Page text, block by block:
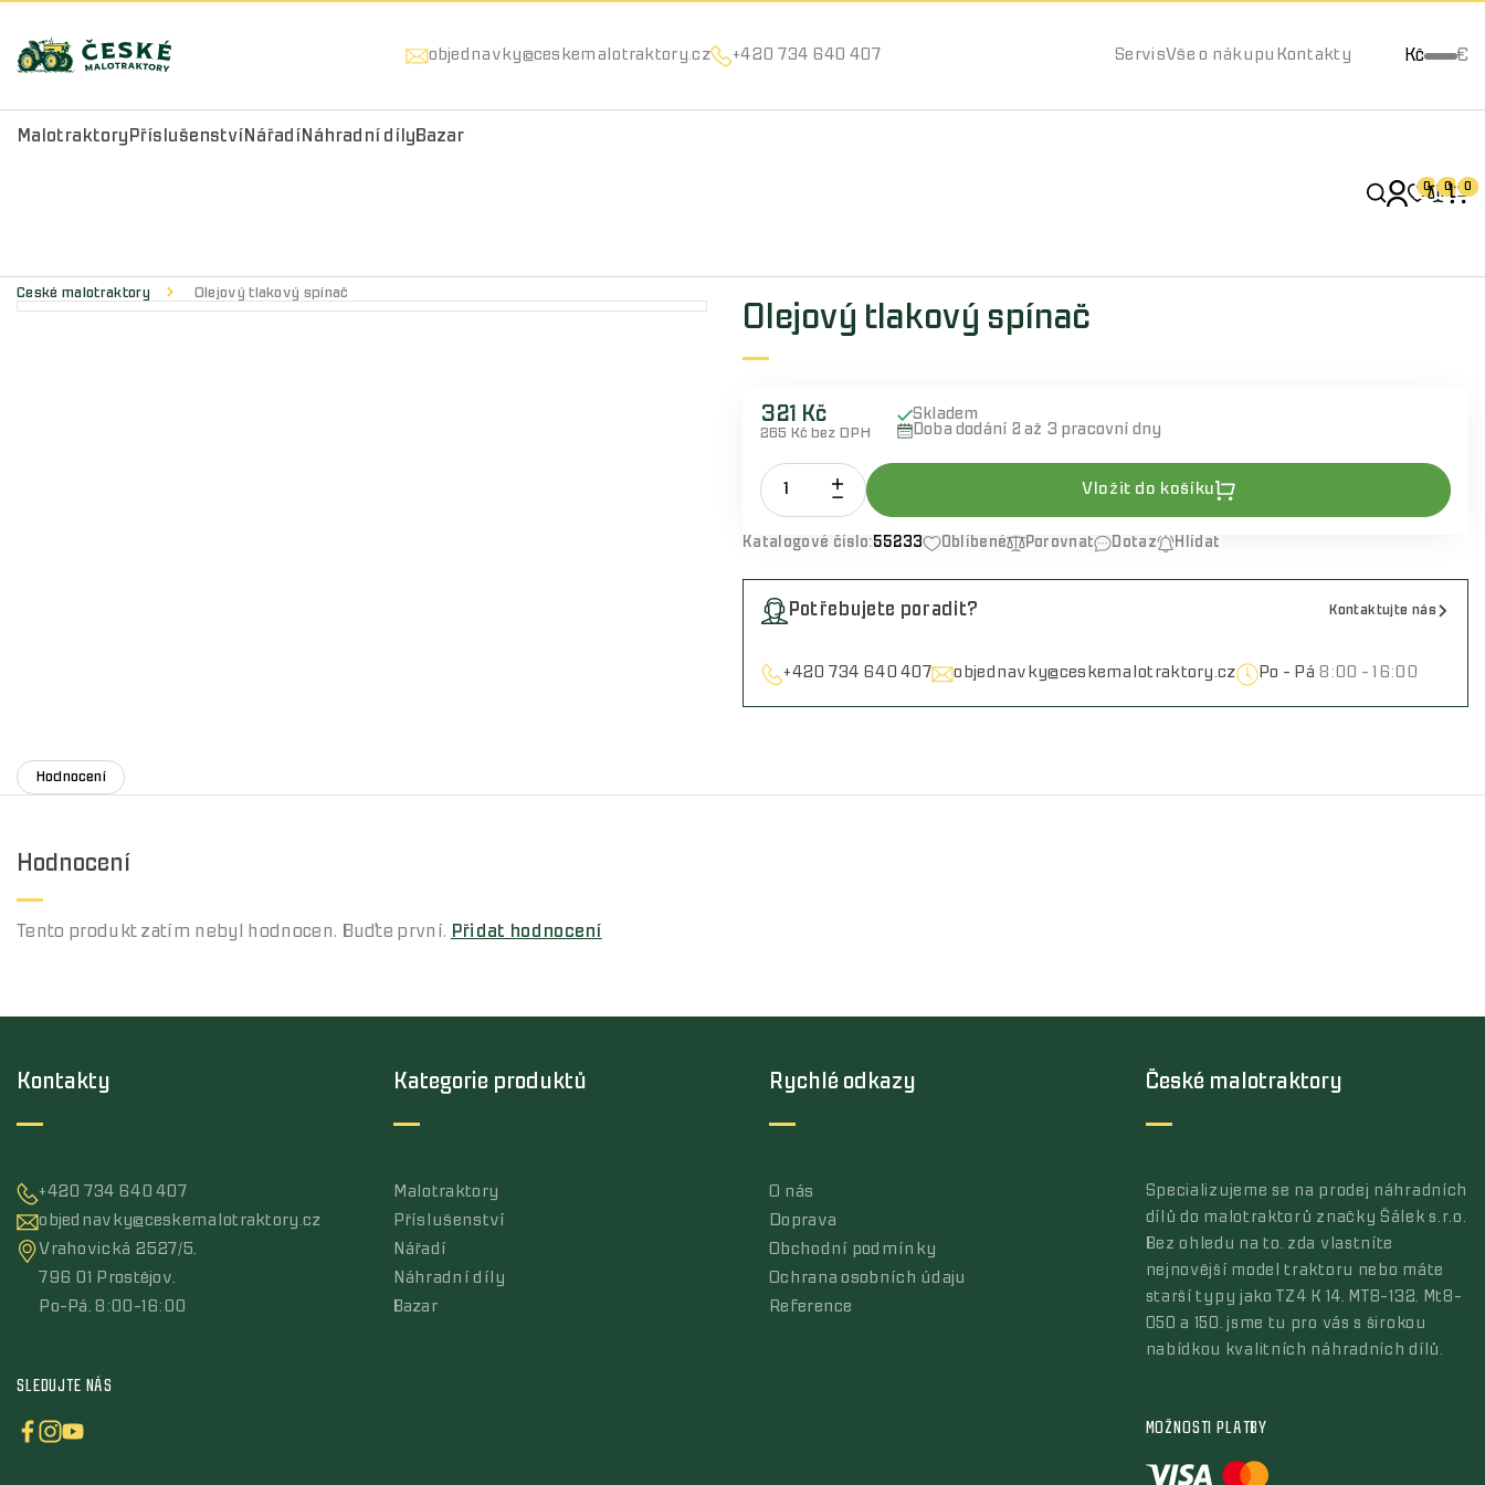
objednavky@ceskemalotraktory.cz +420 734 640 407 ServisVše o nákupu Kontakty Kč €
Malotraktory Příslušenství Nářadí Náhradní díly Bazar
0 0 0
České malotraktory Olejový tlakový spínač
Olejový tlakový spínač
321 Kč
265 Kč bez DPH
Skladem
Doba dodání 2 až 3 pracovní dny
Vložit do košíku
Katalogové číslo:55233 Oblíbené Porovnat Dotaz Hlídat
Potřebujete poradit? Kontaktujte nás
+420 734 640 407 objednavky@ceskemalotraktory.cz Po - Pá 8:00 - 16:00
Hodnocení
Hodnocení
Tento produkt zatím nebyl hodnocen. Buďte první. Přidat hodnocení
Kontakty
+420 734 640 407
objednavky@ceskemalotraktory.cz
Vrahovická 2527/5,
796 01 Prostějov,
Po-Pá, 8:00-16:00
SLEDUJTE NÁS
Kategorie produktů
Malotraktory
Příslušenství
Nářadí
Náhradní díly
Bazar
Rychlé odkazy
O nás
Doprava
Obchodní podmínky
Ochrana osobních údaju
Reference
České malotraktory
Specializujeme se na prodej náhradních
dílů do malotraktorů značky Šálek s.r.o.
Bez ohledu na to, zda vlastníte
nejnovější model traktoru nebo máte
starší typy jako TZ4 K 14, MT8-132, Mt8-
050 a 150, jsme tu pro vás s širokou
nabídkou kvalitních náhradních dílů.
MOŽNOSTI PLATBY